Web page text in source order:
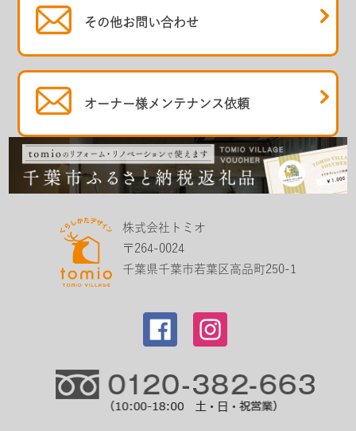
その他お問い合わせ
オーナー様メンテナンス依頼
株式会社トミオ
〒264-0024
千葉県千葉市若葉区高品町250-1